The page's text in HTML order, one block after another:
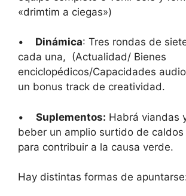
«drimtim a ciegas»)
• Dinámica: Tres rondas de
cada una, (Actualidad/ Bienes
enciclopédicos/Capacidades
un bonus track de creatividad.
• Suplementos: Habrá viandas
beber un amplio surtido de
para contribuir a la causa verde.
Hay distintas formas de